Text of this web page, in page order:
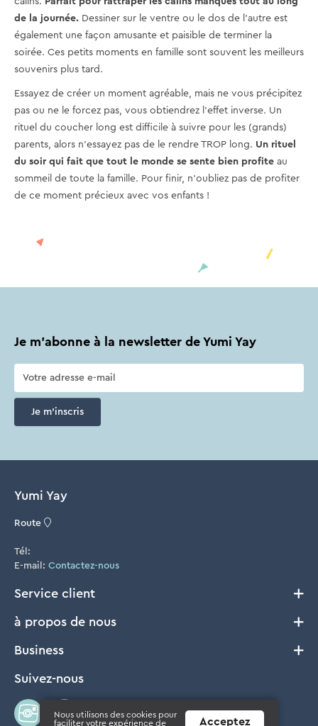
de la journée. Dessiner sur le ventre ou le dos de l'autre est
également une façon amusante et paisible de terminer la
soirée. Ces petits moments en famille sont souvent les meilleurs
souvenirs plus tard.
Essayez de créer un moment agréable, mais ne vous précipitez
pas ou ne le forcez pas, vous obtiendrez l'effet inverse. Un
rituel du coucher long est difficile à suivre pour les (grands)
parents, alors n'essayez pas de le rendre TROP long. Un rituel
du soir qui fait que tout le monde se sente bien profite au
sommeil de toute la famille. Pour finir, n'oubliez pas de profiter
de ce moment précieux avec vos enfants !
Je m'abonne à la newsletter de Yumi Yay
Je m'inscris
Yumi Yay
Route
Tél:
E-mail: Contactez-nous
Service client
Livraison et Retours
Privacy
Disclaimer
à propos de nous
Notre histoire
Concours
Business
B2B
Presse
Suivez-nous
Nous utilisons des cookies pour
faciliter votre expérience de
Acceptez